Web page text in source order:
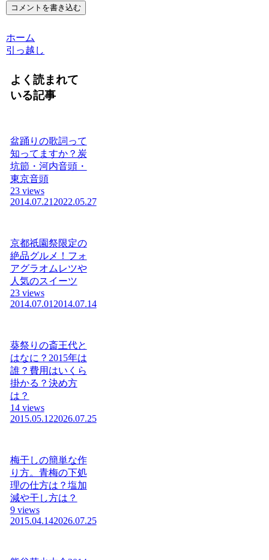
コメントを書き込む
ホーム
引っ越し
よく読まれて
いる記事
盆踊りの歌詞って
知ってますか？炭
坑節・河内音頭・
東京音頭
23 views
2014.07.21 2022.05.27
京都祇園祭限定の
絶品グルメ！フォ
アグラオムレツや
人気のスイーツ
23 views
2014.07.01 2014.07.14
葵祭りの斎王代と
はなに？2015年は
誰？費用はいくら
掛かる？決め方
は？
14 views
2015.05.122026.07.25
梅干しの簡単な作
り方。青梅の下処
理の仕方は？塩加
減や干し方は？
9 views
2015.04.142026.07.25